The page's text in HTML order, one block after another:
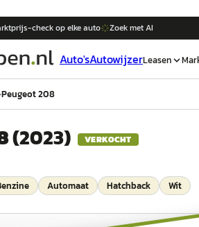
check op elkeauto Zoek met AI
Auto'sAutowijzerLeasen
Peugeot 208
(2023) VERKOCHT
Automaat Hatchback Wit